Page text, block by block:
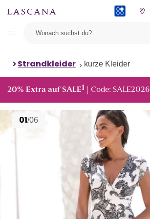
Strandkleider kurze Kleider
20% Extra auf SALE1 | Code: SALE2026
01/06